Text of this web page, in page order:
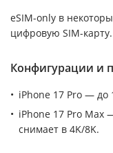
eSIM-only в
цифровую SIM-карту.
Конфигурации и
iPhone 17 Pro — до
iPhone 17 Pro Max
снимает в 4K/8K.